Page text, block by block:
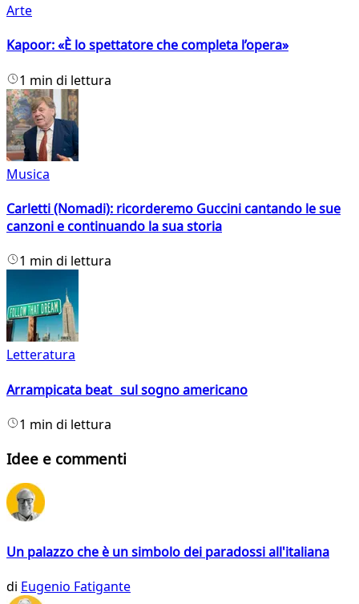
Arte
Kapoor: «È lo spettatore che completa l’opera»
1 min di lettura
Musica
Carletti (Nomadi): ricorderemo Guccini cantando le sue
canzoni e continuando la sua storia
1 min di lettura
Letteratura
Arrampicata beat sul sogno americano
1 min di lettura
Idee e commenti
Un palazzo che è un simbolo dei paradossi all'italiana
di Eugenio Fatigante